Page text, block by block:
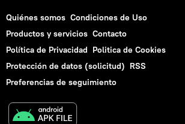
Quiénes somos Condiciones de Uso
Productos y servicios Contacto
Política de Privacidad Politica de Cookies
Protección de datos (solicitud) RSS
Preferencias de seguimiento